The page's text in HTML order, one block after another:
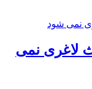
لاغری نمی